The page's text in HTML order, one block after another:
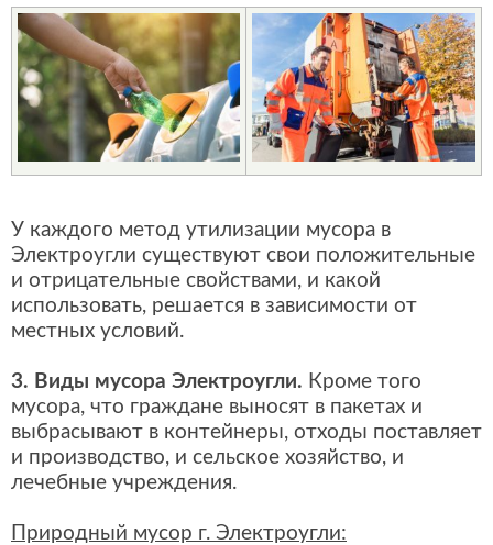
У каждого метод утилизации мусора в
Электроугли существуют свои положительные
и отрицательные свойствами, и какой
использовать, решается в зависимости от
местных условий.
3. Виды мусора Электроугли. Кроме того
мусора, что граждане выносят в пакетах и
выбрасывают в контейнеры, отходы поставляет
и производство, и сельское хозяйство, и
лечебные учреждения.
Природный мусор г. Электроугли: